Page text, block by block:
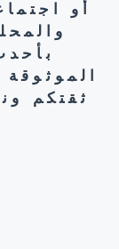
أو
ثقتكم